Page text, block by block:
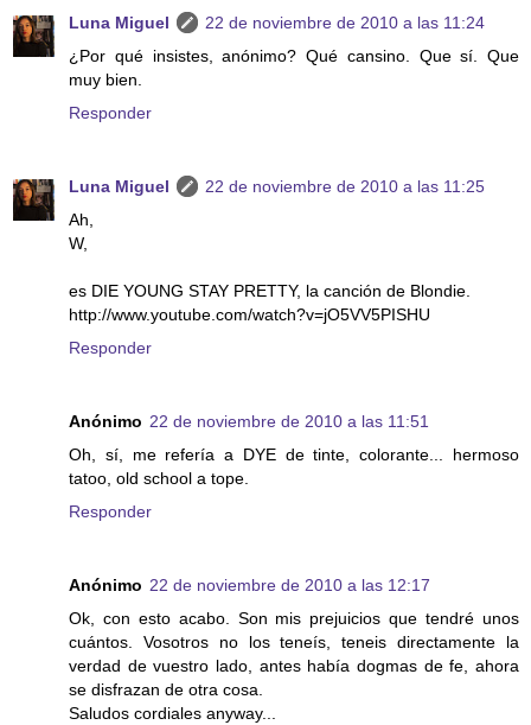
Luna Miguel
22 de noviembre de 2010 a las 11:24
¿Por qué insistes, anónimo? Qué cansino. Que sí. Que
muy bien.
Responder
Luna Miguel
22 de noviembre de 2010 a las 11:25
Ah,
W,
es DIE YOUNG STAY PRETTY, la canción de Blondie.
http://www.youtube.com/watch?v=jO5VV5PISHU
Responder
Anónimo 22 de noviembre de 2010 a las 11:51
Oh, sí, me refería a DYE de tinte, colorante... hermoso
tatoo, old school a tope.
Responder
Anónimo 22 de noviembre de 2010 a las 12:17
Ok, con esto acabo. Son mis prejuicios que tendré unos
cuántos. Vosotros no los teneís, teneis directamente la
verdad de vuestro lado, antes había dogmas de fe, ahora
se disfrazan de otra cosa.
Saludos cordiales anyway...